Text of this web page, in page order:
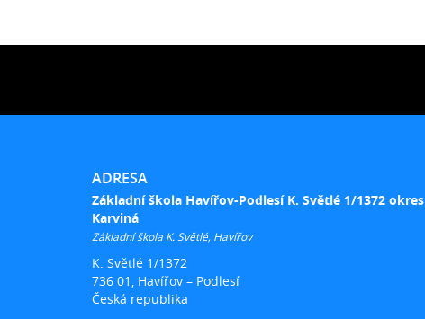
ADRESA
Základní škola Havířov-Podlesí K. Světlé 1/1372 okres
Karviná
Základní škola K. Světlé, Havířov
K. Světlé 1/1372
736 01, Havířov – Podlesí
Česká republika